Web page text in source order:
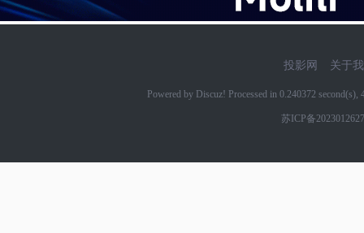
投影网 关于
Powered by Discuz! Processed in 0.240372
苏ICP备